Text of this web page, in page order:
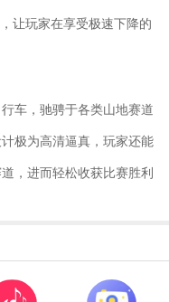
让玩家在享受极速下降的
车，驰骋于各类山地赛道
极为高清逼真，玩家还能
，进而轻松收获比赛胜利